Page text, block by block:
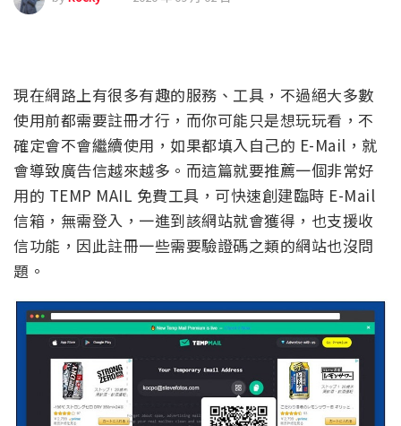
現在網路上有很多有趣的服務、工具，不過絕大多數
使用前都需要註冊才行，而你可能只是想玩玩看，不
確定會不會繼續使用，如果都填入自己的 E-Mail，就
會導致廣告信越來越多。而這篇就要推薦一個非常好
用的 TEMP MAIL 免費工具，可快速創建臨時 E-Mail
信箱，無需登入，一進到該網站就會獲得，也支援收
信功能，因此註冊一些需要驗證碼之類的網站也沒問
題。